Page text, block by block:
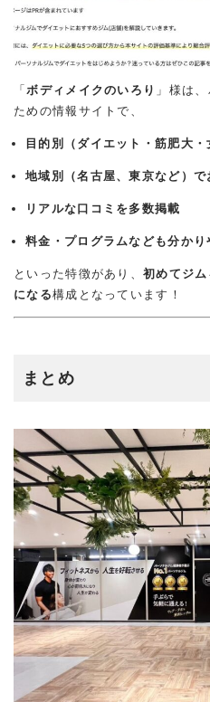
「 ボディメイクのいろり 」様は
ための情報サイトで、
目的別（ダイエット・筋肥大
地域別（名古屋、東京など）
リアルな口コミを多数掲載
料金・プログラムなども分かり
といった特徴があり、 初めてジ
になる構成となっています！
まとめ